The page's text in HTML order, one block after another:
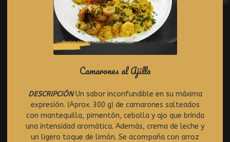
Camarones al Ajillo
R
a
t
e
d
DESCRIPCIÓNUn sabor inconfundible en su máxima
expresión. (Aprox. 300 g) de camarones salteados
con mantequilla, pimentón, cebolla y ajo que brinda
una intensidad aromática. Además, crema de leche y
un ligero toque de limón. Se acompaña con arroz